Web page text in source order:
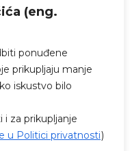
(eng.
ponuđene
prikupljaju manje
iskustvo bilo
i za prikupljanje
u Politici privatnosti)
I